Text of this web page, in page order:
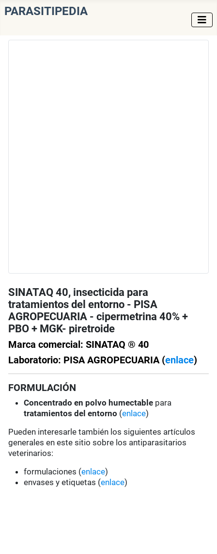
PARASITIPEDIA
SINATAQ 40, insecticida para
tratamientos del entorno - PISA
AGROPECUARIA - cipermetrina 40% +
PBO + MGK- piretroide
Marca comercial: SINATAQ ® 40
Laboratorio: PISA AGROPECUARIA (enlace)
FORMULACIÓN
Concentrado en polvo humectable para
tratamientos del entorno (enlace)
Pueden interesarle también los siguientes artículos
generales en este sitio sobre los antiparasitarios
veterinarios:
formulaciones (enlace)
envases y etiquetas (enlace)